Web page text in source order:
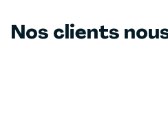
Nos clients